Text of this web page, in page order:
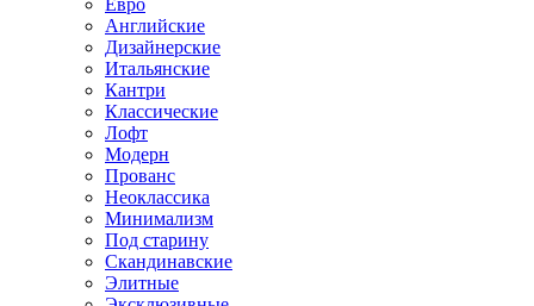
Евро
Английские
Дизайнерские
Итальянские
Кантри
Классические
Лофт
Модерн
Прованс
Неоклассика
Минимализм
Под старину
Скандинавские
Элитные